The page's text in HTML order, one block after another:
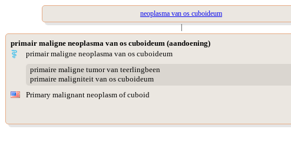
neoplasma van os cuboideum
|
primair maligne neoplasma van os cuboideum (aandoening)
primair maligne neoplasma van os cuboideum
primaire maligne tumor van teerlingbeen
primaire maligniteit van os cuboideum
Primary malignant neoplasm of cuboid